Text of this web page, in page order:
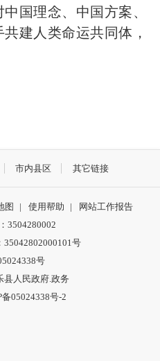
国理念、中国方案、
建人类命运共同体，
市内县区 其它链接
图 | 使用帮助 |
网站工作报告
3504280002
35042802000101号
号
县人民政府.政务
05024338号-2